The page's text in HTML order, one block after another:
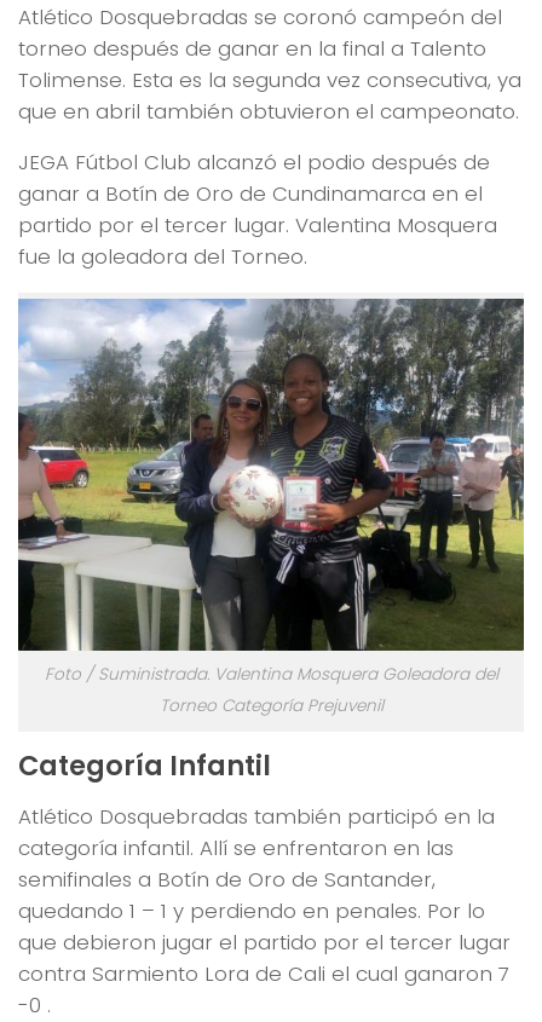
Atlético Dosquebradas se coronó campeón del
torneo después de ganar en la final a Talento
Tolimense. Esta es la segunda vez consecutiva, ya
que en abril también obtuvieron el campeonato.
JEGA Fútbol Club alcanzó el podio después de
ganar a Botín de Oro de Cundinamarca en el
partido por el tercer lugar. Valentina Mosquera
fue la goleadora del Torneo.
Foto / Suministrada. Valentina Mosquera Goleadora del
Torneo Categoría Prejuvenil
Categoría Infantil
Atlético Dosquebradas también participó en la
categoría infantil. Allí se enfrentaron en las
semifinales a Botín de Oro de Santander,
quedando 1 – 1 y perdiendo en penales. Por lo
que debieron jugar el partido por el tercer lugar
contra Sarmiento Lora de Cali el cual ganaron 7
-0 .